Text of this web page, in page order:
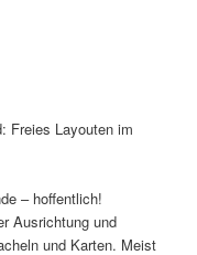
Freies Layouten im
– hoffentlich!
Ausrichtung und
und Karten. Meist